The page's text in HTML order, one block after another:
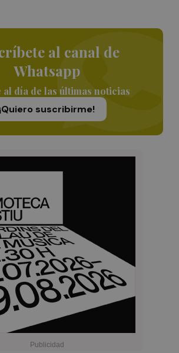
al canal de
Whatsapp
al día de las últimas noticias
¡Quiero suscribirme!